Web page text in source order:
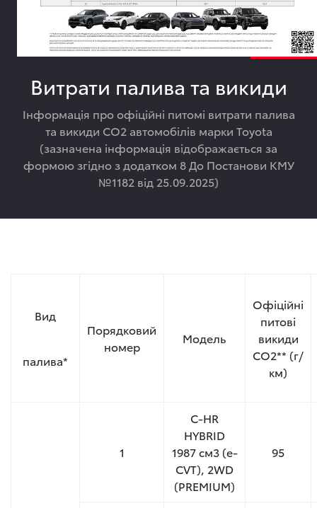
Витрати палива та викиди
Інформація про офіційні питомі витрати палива
та викиди СО2 автомобілів марки Toyota
(зазначена інформація відображається за
формою згідно з додатком 8 До Постанови КМУ
№1182 від 25.09.2025)
Вид
палива*
Порядковий
номер
Модель
Офіційні
питові
викиди
CO2** (г/
км)
1
C-HR
HYBRID
1987 см3(e-
CVT), 2WD
(PREMIUM)
95